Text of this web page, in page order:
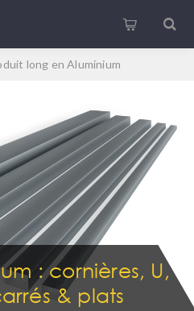
long en Aluminium
: cornières, U,
& plats